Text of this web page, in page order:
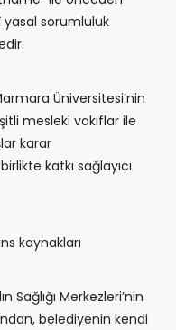
sorumluluk
Üniversitesi’nin
mesleki vakıflar ile
karar
katkı sağlayıcı
kaynakları
Sağlığı Merkezleri’nin
belediyenin kendi